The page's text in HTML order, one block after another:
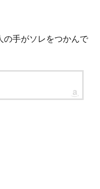
の手がソレをつかんで